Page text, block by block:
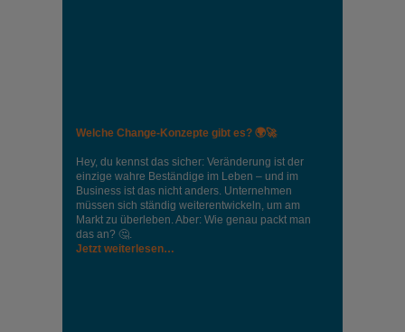
Welche Change-Konzepte gibt es? 🌍🚀
Hey, du kennst das sicher: Veränderung ist der
einzige wahre Beständige im Leben – und im
Business ist das nicht anders. Unternehmen
müssen sich ständig weiterentwickeln, um am
Markt zu überleben. Aber: Wie genau packt man
das an? 🤔.
Jetzt weiterlesen…